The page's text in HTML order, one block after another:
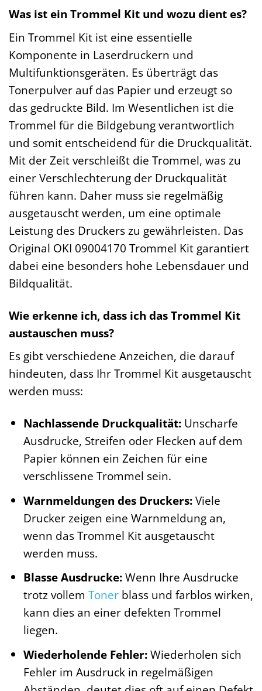
Was ist ein Trommel Kit und wozu dient es?
Ein Trommel Kit ist eine essentielle
Komponente in Laserdruckern und
Multifunktionsgeräten. Es überträgt das
Tonerpulver auf das Papier und erzeugt so
das gedruckte Bild. Im Wesentlichen ist die
Trommel für die Bildgebung verantwortlich
und somit entscheidend für die Druckqualität.
Mit der Zeit verschleißt die Trommel, was zu
einer Verschlechterung der Druckqualität
führen kann. Daher muss sie regelmäßig
ausgetauscht werden, um eine optimale
Leistung des Druckers zu gewährleisten. Das
Original OKI 09004170 Trommel Kit garantiert
dabei eine besonders hohe Lebensdauer und
Bildqualität.
Wie erkenne ich, dass ich das Trommel Kit
austauschen muss?
Es gibt verschiedene Anzeichen, die darauf
hindeuten, dass Ihr Trommel Kit ausgetauscht
werden muss:
Nachlassende Druckqualität:Unscharfe
Ausdrucke, Streifen oder Flecken auf dem
Papier können ein Zeichen für eine
verschlissene Trommel sein.
Warnmeldungen des Druckers:Viele
Drucker zeigen eine Warnmeldung an,
wenn das Trommel Kit ausgetauscht
werden muss.
Blasse Ausdrucke:Wenn Ihre Ausdrucke
trotz vollem Tonerblass und farblos wirken,
kann dies an einer defekten Trommel
liegen.
Wiederholende Fehler:Wiederholen sich
Fehler im Ausdruck in regelmäßigen